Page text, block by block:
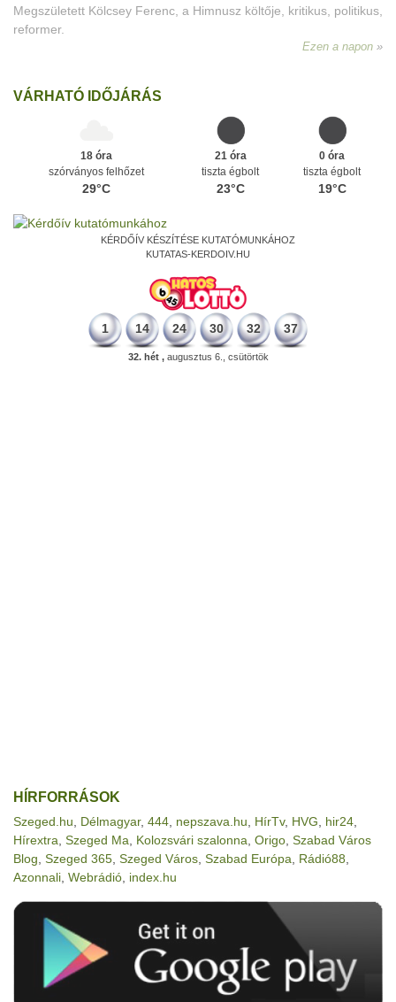
Megszületett Kölcsey Ferenc, a Himnusz költője, kritikus, politikus,
reformer.
Ezen a napon
VÁRHATÓ IDŐJÁRÁS
18 óra
szórványos felhőzet
29°C
21 óra
tiszta égbolt
23°C
0 óra
tiszta égbolt
19°C
KÉRDŐÍV KÉSZÍTÉSE KUTATÓMUNKÁHOZ
KUTATAS-KERDOIV.HU
1 14 24 30 32 37
32. hét ,augusztus 6., csütörtök
HÍRFORRÁSOK
Szeged.hu Délmagyar, 444 nepszava.hu HírTv, HVG hir24
Hírextra Szeged Ma Kolozsvári szalonna Origo Szabad Város
Blog Szeged 365 Szeged Város Szabad Európa Rádió88
Azonnali Webrádió index.hu